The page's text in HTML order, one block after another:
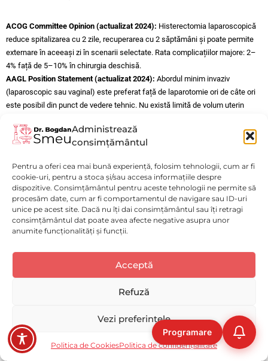
Administrează
consimțământul
Pentru a oferi cea mai bună experiență, folosim tehnologii, cum ar fi
cookie-uri, pentru a stoca și/sau accesa informațiile despre
dispozitive. Consimțământul pentru aceste tehnologii ne permite să
procesăm date, cum ar fi comportamentul de navigare sau ID-uri
unice pe acest site. Dacă nu îți dai consimțământul sau îți retragi
consimțământul dat poate avea afecte negative asupra unor
anumite funcționalități și funcții.
Acceptă
Refuză
Vezi preferințele
Politica de CookiesPolitica de confidențialitate
ACOG Committee Opinion (actualizat 2024): Histerectomia laparoscopică
reduce spitalizarea cu 2 zile, recuperarea cu 2 săptămâni și poate permite
externare în aceeași zi în scenarii selectate. Rata complicațiilor majore: 2–
4% față de 5–10% în chirurgia deschisă.
AAGL Position Statement (actualizat 2024): Abordul minim invaziv
(laparoscopic sau vaginal) este preferat față de laparotomie ori de câte ori
este posibil din punct de vedere tehnic. Nu există limită de volum uterin
ERAS Society – Recomandări pentru chirurgie ginecologică (Muffly et al.,
AJOG 2023): Protocol ERAS complet (analgezie multimodală, mobilizare
2,4 la 1,2 zile pentru HLT.
8.2. Date Comparative Recente
Parametru
Chirurgie
Deschisă
Laparoscopie Date din Caz
Durată medie
80–150 ml
necesară
1–3%
Spitalizare medie 4–5 zile 1–2 zile 2 zile
Cum ți-ai evalua experiența pe acest website?
o
1
la
5
Foarte bună
Următoarea
Programare